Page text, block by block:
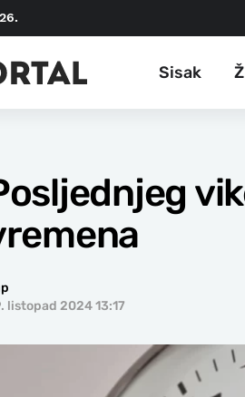
Sisak
listopad 2024 13:17